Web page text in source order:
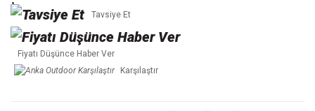
Tavsiye Et
Fiyatı Düşünce Haber Ver
Karşılaştır